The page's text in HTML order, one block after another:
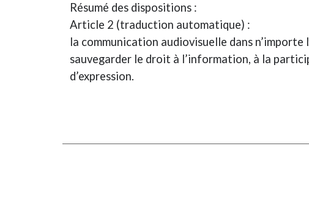
Résumé des dispositions :
Article 2 (traduction automatique) :
la communication audiovisuelle dans
sauvegarder le droit à l’information, à la
d’expression.